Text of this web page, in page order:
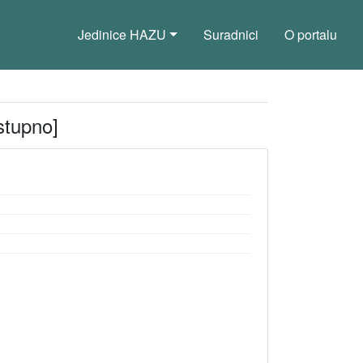
Jedinice HAZU Suradnici O portalu